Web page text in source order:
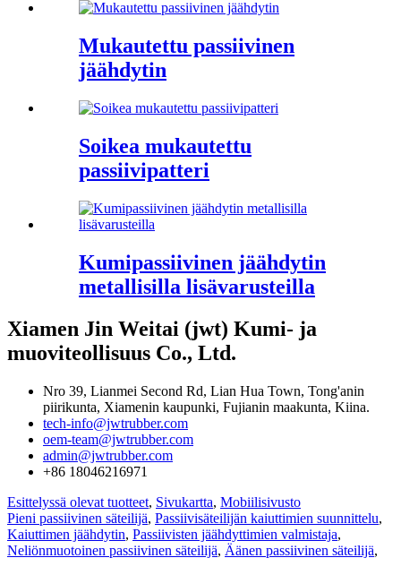
Mukautettu passiivinen
jäähdytin
Soikea mukautettu
passiivipatteri
Kumipassiivinen jäähdytin
metallisilla lisävarusteilla
Xiamen Jin Weitai (jwt) Kumi- ja
muoviteollisuus Co., Ltd.
Nro 39, Lianmei Second Rd, Lian Hua Town, Tong'anin
piirikunta, Xiamenin kaupunki, Fujianin maakunta, Kiina.
tech-info@jwtrubber.com
oem-team@jwtrubber.com
admin@jwtrubber.com
+86 18046216971
Esittelyssä olevat tuotteet, Sivukartta, Mobiilisivusto
Pieni passiivinen säteilijä, Passiivisäteilijän kaiuttimien suunnittelu,
Kaiuttimen jäähdytin, Passiivisten jäähdyttimien valmistaja,
Neliönmuotoinen passiivinen säteilijä, Äänen passiivinen säteilijä,